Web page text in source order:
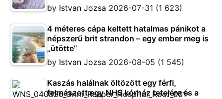
by Istvan Jozsa 2026-07-31 (1 623)
4 méteres cápa keltett hatalmas pánikot a
népszerű brit strandon – egy ember meg is
„ütötte”
by Istvan Jozsa 2026-08-05 (1 545)
Kaszás halálnak öltözött egy férfi,
felmászott egy NHS kórház tetejére és a